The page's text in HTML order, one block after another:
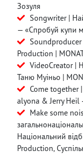
Зозуля
Songwriter |
— «Спробуй купи
Production |
VideoCreator |
Таню Муіньо |
Come together
alyona & Jerry Heil
Make some
Національний
Production,